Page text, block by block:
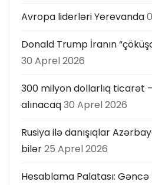
Avropa liderləri Yerevanda
Donald Trump İranın
30 Aprel 2026
300 milyon dollarlıq ticarət
alınacaq30 Aprel 2026
Rusiya ilə danışıqlar
bilər25 Aprel 2026
Hesablama Palatası: Gəncə